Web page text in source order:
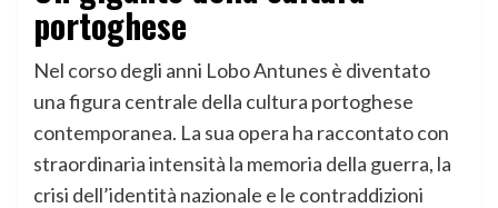
portoghese
Nel corso degli anni Lobo Antunes è diventato
una figura centrale della cultura portoghese
contemporanea. La sua opera ha raccontato con
straordinaria intensità la memoria della guerra, la
crisi dell’identità nazionale e le contraddizioni